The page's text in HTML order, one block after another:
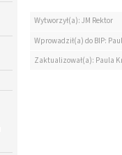
Wytworzył(a): JM Rektor
Wprowadził(a) do BIP:
Zaktualizował(a): Paula